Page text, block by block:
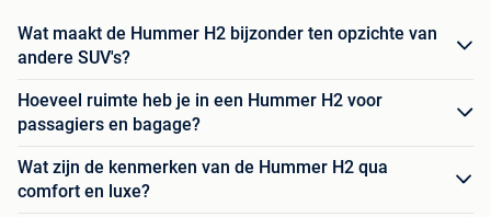
Wat maakt de Hummer H2 bijzonder ten opzichte van
andere SUV's?
Hoeveel ruimte heb je in een Hummer H2 voor
passagiers en bagage?
Wat zijn de kenmerken van de Hummer H2 qua
comfort en luxe?